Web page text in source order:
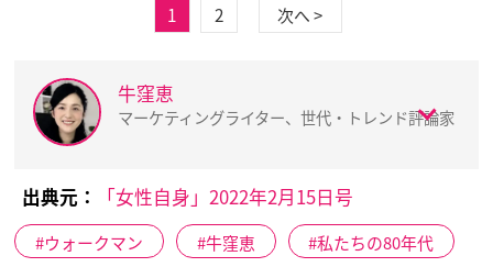
1 2 次へ >
牛窪恵
マーケティングライター、世代・トレンド評論家
出典元： 「女性自身」2022年2月15日号
ウォークマン 牛窪恵 私たちの80年代